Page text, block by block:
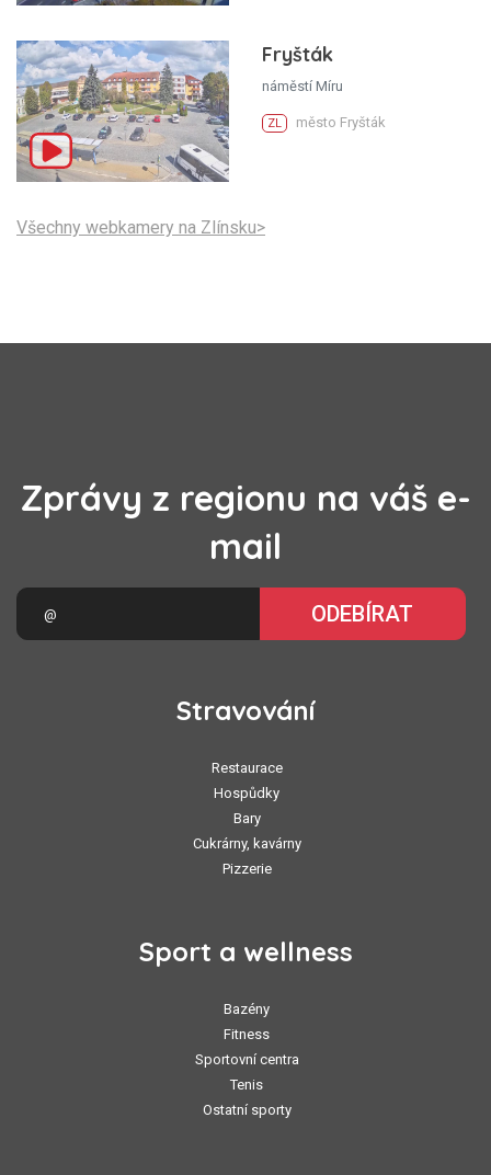
Fryšták
náměstí Míru
ZL město Fryšták
Všechny webkamery na Zlínsku>
Zprávy z regionu na váš e-
mail
ODEBÍRAT
Stravování
Restaurace
Hospůdky
Bary
Cukrárny, kavárny
Pizzerie
Sport a wellness
Bazény
Fitness
Sportovní centra
Tenis
Ostatní sporty